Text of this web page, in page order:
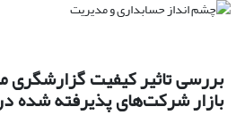
بررسی تاثیر کیفیت گزارشگری
بازار شرکت‌های پذیرفته شده